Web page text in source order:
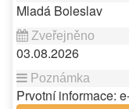
Mladá Boleslav
03.08.2026
Prvotní informace: